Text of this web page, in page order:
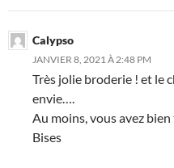
Calypso
JANVIER 8, 2021 À 2:48 PM
Très jolie broderie ! et le
envie….
Au moins, vous avez
Bises